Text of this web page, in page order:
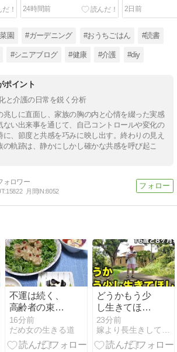
24時間前
2日前
園 #ガーデニング #おうちごはん #読書
#シニアブログ #健康 #介護 #diy
ポイント
と介護の日常を鋭く分析
兆しに直面し、家族の胸の内と心情を綴った実感
ない出来事を通じて、自己コントロールや変化の
、節度と共感を巧みに映し出す。終わりの見え
の軌跡は、静かにしかし確かな共感を呼び起こ
15822 月間IN:8052
不運は続く、
高齢者の束💐
クチコミ梨
16分前
だめ女の生きる道
どうかもう少
し生きてほし
い〜16歳と8
ヶ月老犬
23分前